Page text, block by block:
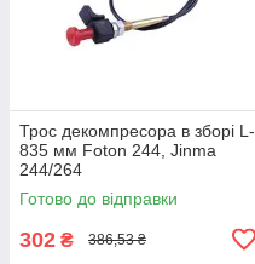
Трос декомпресора в зборі L-
835 мм Foton 244, Jinma
244/264
Готово до відправки
302 ₴ 386,53 ₴